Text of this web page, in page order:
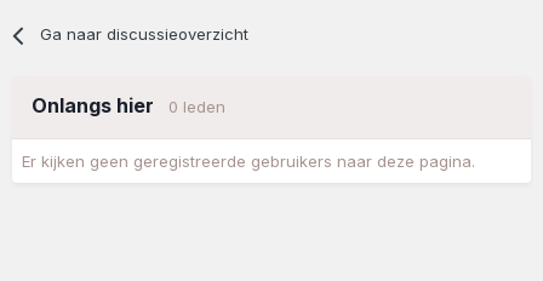
Ga naar discussieoverzicht
Onlangs hier 0 leden
Er kijken geen geregistreerde gebruikers naar deze pagina.